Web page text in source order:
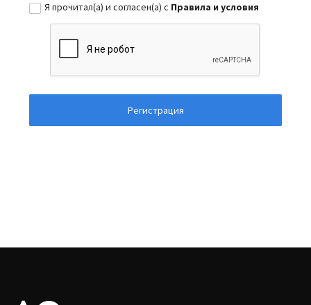
Я прочитал(а) и согласен(а) с Правила и условия
Регистрация